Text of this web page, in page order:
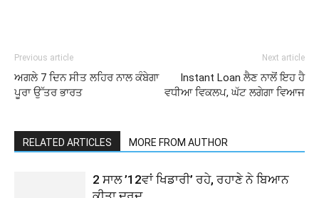
Previous article
ਅਗਲੇ 7 ਦਿਨ ਸੀਤ ਲਹਿਰ ਨਾਲ ਕੰਬੇਗਾ
ਪੂਰਾ ਉੱਤਰ ਭਾਰਤ
Next article
Instant Loan ਲੈਣ ਨਾਲੋਂ ਇਹ ਹੈ
ਵਧੀਆ ਵਿਕਲਪ, ਘੱਟ ਲਗੇਗਾ ਵਿਆਜ
RELATED ARTICLES MORE FROM AUTHOR
2 ਸਾਲ ’12ਵਾਂ ਖਿਡਾਰੀ’ ਰਹੇ, ਰਹਾਣੇ ਨੇ ਬਿਆਨ